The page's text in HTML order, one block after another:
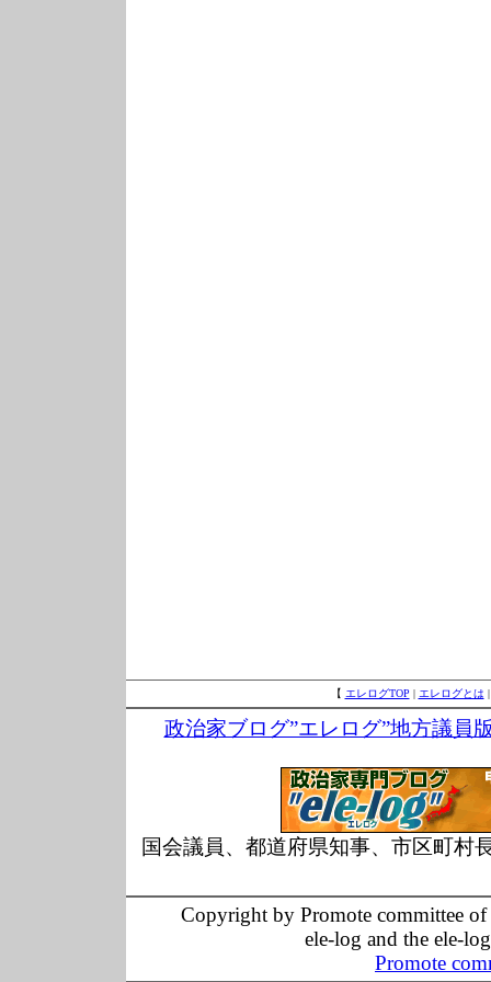
【 エレログTOP | エレログとは
政治家ブログ”エレログ”地方議員
国会議員、都道府県知事、市区町村
Copyright by Promote committee
ele-log and the ele-
Promote